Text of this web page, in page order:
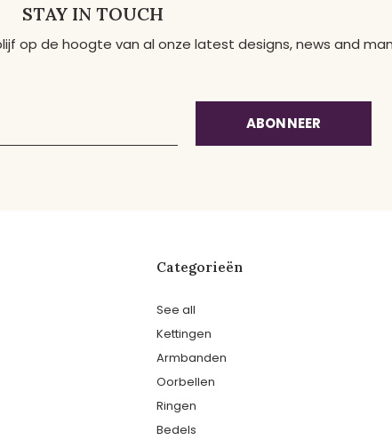
STAY IN TOUCH
op de hoogte van al onze latest designs, news and
ABONNEER
Categorieën
See all
Kettingen
Armbanden
Oorbellen
Ringen
Bedels